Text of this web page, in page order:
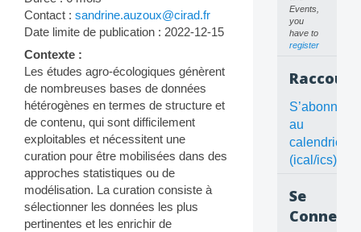
Contact : sandrine.auzoux@cirad.fr
Date limite de publication : 2022-12-15
Contexte :
Les études agro-écologiques génèrent
de nombreuses bases de données
hétérogènes en termes de structure et
de contenu, qui sont difficilement
exploitables et nécessitent une
curation pour être mobilisées dans des
approches statistiques ou de
modélisation. La curation consiste à
sélectionner les données les plus
pertinentes et les enrichir de
Events,
you
have to
register
S’abonner
au
calendrier
(ical/ics)
Se